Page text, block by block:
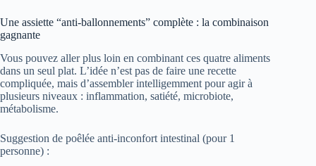
Une assiette “anti-ballonnements” complète : la combinaison
gagnante
Vous pouvez aller plus loin en combinant ces quatre aliments
dans un seul plat. L’idée n’est pas de faire une recette
compliquée, mais d’assembler intelligemment pour agir à
plusieurs niveaux : inflammation, satiété, microbiote,
métabolisme.
Suggestion de poêlée anti-inconfort intestinal (pour 1
personne) :